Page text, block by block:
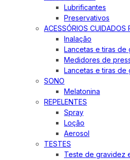
Lubrificantes
Preservativos
ACESSÓRIOS CUIDADOS
Inalação
Lancetas e tiras de
Medidores de
Lancetas e tiras de
SONO
Melatonina
REPELENTES
Spray
Loção
Aerosol
TESTES
Teste de gravidez